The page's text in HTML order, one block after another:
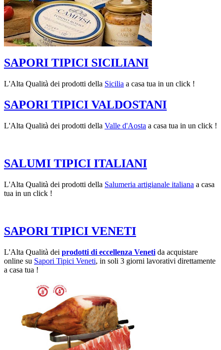
SAPORI TIPICI SICILIANI
L'Alta Qualità dei prodotti della Sicilia a casa tua in un click !
SAPORI TIPICI VALDOSTANI
L'Alta Qualità dei prodotti della Valle d'Aosta a casa tua in un click !
SALUMI TIPICI ITALIANI
L'Alta Qualità dei prodotti della Salumeria artigianale italiana a casa
tua in un click !
SAPORI TIPICI VENETI
L'Alta Qualità dei prodotti di eccellenza Veneti da acquistare
online su Sapori Tipici Veneti, in soli 3 giorni lavorativi direttamente
a casa tua !